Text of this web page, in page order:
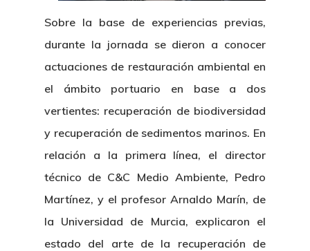
Sobre la base de experiencias previas,
durante la jornada se dieron a conocer
actuaciones de restauración ambiental en
el ámbito portuario en base a dos
vertientes: recuperación de biodiversidad
y recuperación de sedimentos marinos. En
relación a la primera línea, el director
técnico de C&C Medio Ambiente, Pedro
Martínez, y el profesor Arnaldo Marín, de
la Universidad de Murcia, explicaron el
estado del arte de la recuperación de